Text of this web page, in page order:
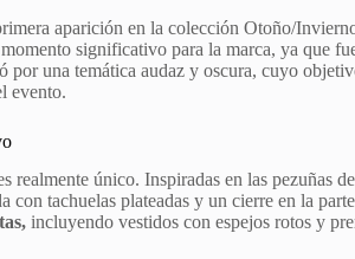
aparición en la colección Otoño/
significativo para la marca, ya que
por una temática audaz y oscura, cuyo
evento.
realmente único. Inspiradas en las pezuñas
con tachuelas plateadas y un cierre en la
incluyendo vestidos con espejos rotos y